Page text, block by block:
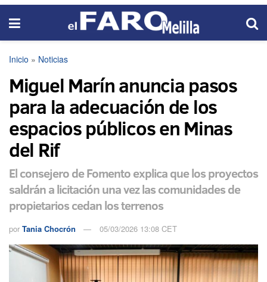
Inicio » Noticias
Miguel Marín anuncia pasos
para la adecuación de los
espacios públicos en Minas
del Rif
El consejero de Fomento explica que los proyectos
saldrán a licitación una vez las comunidades de
propietarios cedan los terrenos
por Tania Chocrón 05/03/2026 13:08 CET